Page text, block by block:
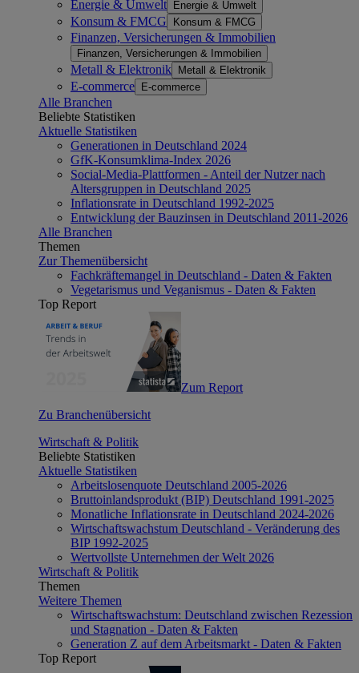
Energie & Umwelt Energie & Umwelt
Konsum & FMCG Konsum & FMCG
Finanzen, Versicherungen & Immobilien
Finanzen, Versicherungen & Immobilien
Metall & Elektronik Metall & Elektronik
E-commerce E-commerce
Alle Branchen
Beliebte Statistiken
Aktuelle Statistiken
Generationen in Deutschland 2024
GfK-Konsumklima-Index 2026
Social-Media-Plattformen - Anteil der Nutzer nach
Altersgruppen in Deutschland 2025
Inflationsrate in Deutschland 1992-2025
Entwicklung der Bauzinsen in Deutschland 2011-2026
Alle Branchen
Themen
Zur Themenübersicht
Fachkräftemangel in Deutschland - Daten & Fakten
Vegetarismus und Veganismus - Daten & Fakten
Top Report
Zum Report
Zu Branchenübersicht
Wirtschaft & Politik
Beliebte Statistiken
Aktuelle Statistiken
Arbeitslosenquote Deutschland 2005-2026
Bruttoinlandsprodukt (BIP) Deutschland 1991-2025
Monatliche Inflationsrate in Deutschland 2024-2026
Wirtschaftswachstum Deutschland - Veränderung des
BIP 1992-2025
Wertvollste Unternehmen der Welt 2026
Wirtschaft & Politik
Themen
Weitere Themen
Wirtschaftswachstum: Deutschland zwischen Rezession
und Stagnation - Daten & Fakten
Generation Z auf dem Arbeitsmarkt - Daten & Fakten
Top Report